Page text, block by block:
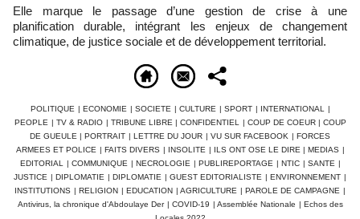
Elle marque le passage d’une gestion de crise à une
planification durable, intégrant les enjeux de changement
climatique, de justice sociale et de développement territorial.
POLITIQUE | ECONOMIE | SOCIETE | CULTURE | SPORT | INTERNATIONAL
|
PEOPLE | TV & RADIO | TRIBUNE LIBRE | CONFIDENTIEL | COUP DE COEUR | COUP
DE GUEULE | PORTRAIT | LETTRE DU JOUR | VU SUR FACEBOOK | FORCES
ARMEES ET POLICE | FAITS DIVERS | INSOLITE | ILS ONT OSE LE DIRE | MEDIAS |
EDITORIAL
| COMMUNIQUE | NECROLOGIE | PUBLIREPORTAGE | NTIC | SANTE |
JUSTICE | DIPLOMATIE | DIPLOMATIE | GUEST EDITORIALISTE | ENVIRONNEMENT |
INSTITUTIONS | RELIGION | EDUCATION | AGRICULTURE | PAROLE DE CAMPAGNE |
Antivirus, la chronique d'Abdoulaye Der | COVID-19 | Assemblée Nationale | Echos des